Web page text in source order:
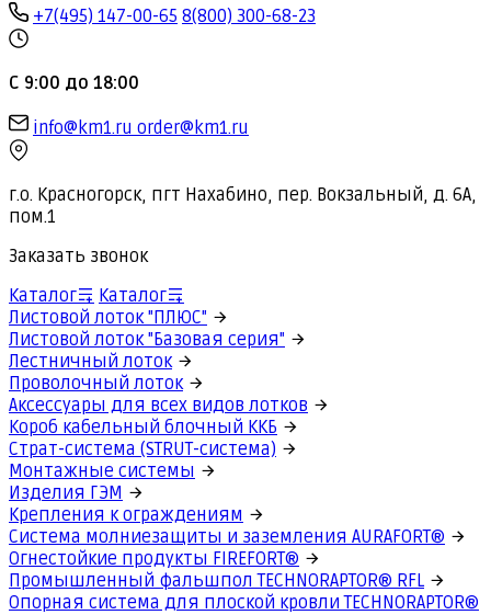
+7(495) 147-00-65 8(800) 300-68-23
С 9:00 до 18:00
info@km1.ru order@km1.ru
г.о. Красногорск, пгт Нахабино, пер. Вокзальный, д. 6А,
пом.1
Заказать звонок
Каталог
Каталог
Листовой лоток "ПЛЮС"
Листовой лоток "Базовая серия"
Лестничный лоток
Проволочный лоток
Аксессуары для всех видов лотков
Короб кабельный блочный ККБ
Страт-система (STRUT-система)
Монтажные системы
Изделия ГЭМ
Крепления к ограждениям
Система молниезащиты и заземления AURAFORT®
Огнестойкие продукты FIREFORT®
Промышленный фальшпол TECHNORAPTOR® RFL
Опорная система для плоской кровли TECHNORAPTOR®